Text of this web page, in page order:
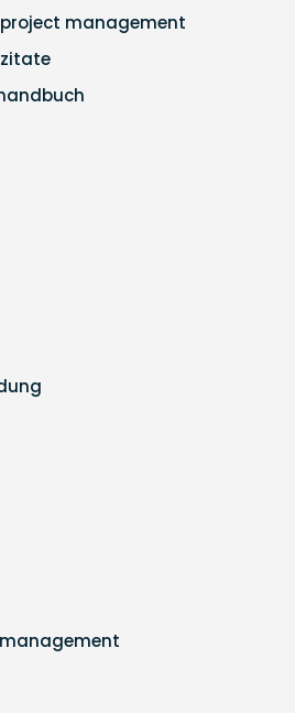
management